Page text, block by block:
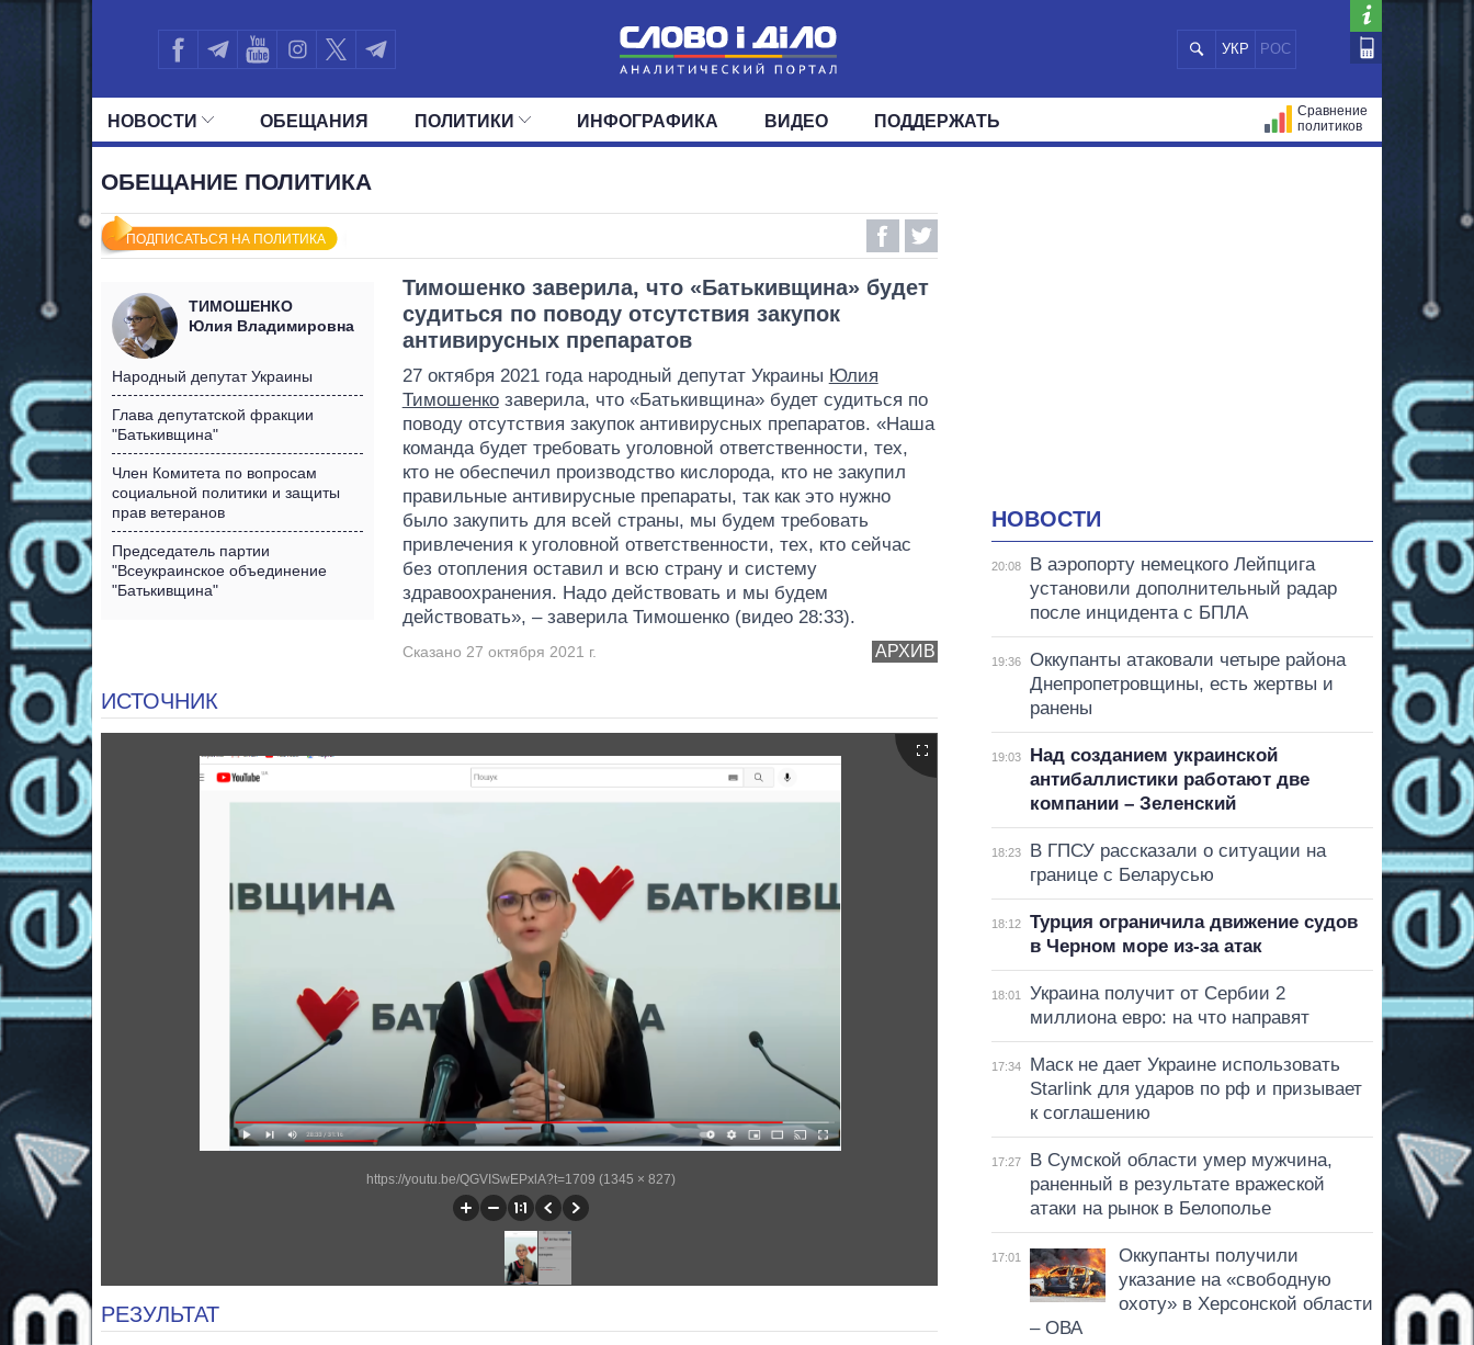
УКР РОС
НОВОСТИ
МИР
ОБЕЩАНИЯ ПОЛИТИКИ
ОКРУГА
ИНФОГРАФИКА ВИДЕО ПОДДЕРЖАТЬ
Сравнение
политиков
ОБЕЩАНИЕ ПОЛИТИКА
ПОДПИСАТЬСЯ НА ПОЛИТИКА
ТИМОШЕНКО
Юлия Владимировна
Народный депутат Украины
Глава депутатской фракции
"Батькивщина"
Член Комитета по вопросам
социальной политики и защиты
прав ветеранов
Председатель партии
"Всеукраинское объединение
"Батькивщина"
Тимошенко заверила, что «Батькивщина» будет
судиться по поводу отсутствия закупок
антивирусных препаратов
27 октября 2021 года народный депутат Украины Юлия
Тимошенкозаверила, что «Батькивщина» будет судиться по
поводу отсутствия закупок антивирусных препаратов. «Наша
команда будет требовать уголовной ответственности, тех,
кто не обеспечил производство кислорода, кто не закупил
правильные антивирусные препараты, так как это нужно
было закупить для всей страны, мы будем требовать
привлечения к уголовной ответственности, тех, кто сейчас
без отопления оставил и всю страну и систему
здравоохранения. Надо действовать и мы будем
действовать», – заверила Тимошенко (видео 28:33).
АРХИВ
Сказано 27 октября 2021 г.
ИСТОЧНИК
https://youtu.be/QGVISwEPxlA?t=1709 (1345 × 827)
РЕЗУЛЬТАТ
НОВОСТИ
20:08
В аэропорту немецкого Лейпцига
установили дополнительный радар
после инцидента с БПЛА
19:36
Оккупанты атаковали четыре района
Днепропетровщины, есть жертвы и
ранены
19:03
Над созданием украинской
антибаллистики работают две
компании – Зеленский
18:23
В ГПСУ рассказали о ситуации на
границе с Беларусью
18:12
Турция ограничила движение судов
в Черном море из-за атак
18:01
Украина получит от Сербии 2
миллиона евро: на что направят
17:34
Маск не дает Украине использовать
Starlink для ударов по рф и призывает
к соглашению
17:27
В Сумской области умер мужчина,
раненный в результате вражеской
атаки на рынок в Белополье
17:01
Оккупанты получили
указание на «свободную
охоту» в Херсонской области
– ОВА